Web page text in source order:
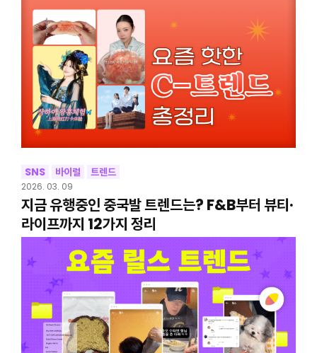
SNS 바이럴 트렌드
2026. 03. 09
지금 유행중인 중국발 트렌드는? F&B부터 뷰티·
라이프까지 12가지 정리